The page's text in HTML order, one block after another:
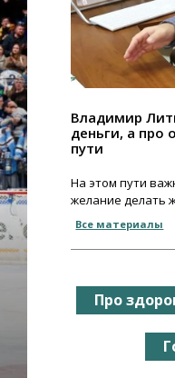
Владимир
деньги, а про
пути
На этом пути
желание делать
Все материалы
Про